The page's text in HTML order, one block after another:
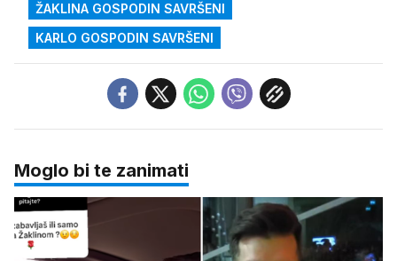
ŽAKLINA GOSPODIN SAVRŠENI
KARLO GOSPODIN SAVRŠENI
Moglo bi te zanimati